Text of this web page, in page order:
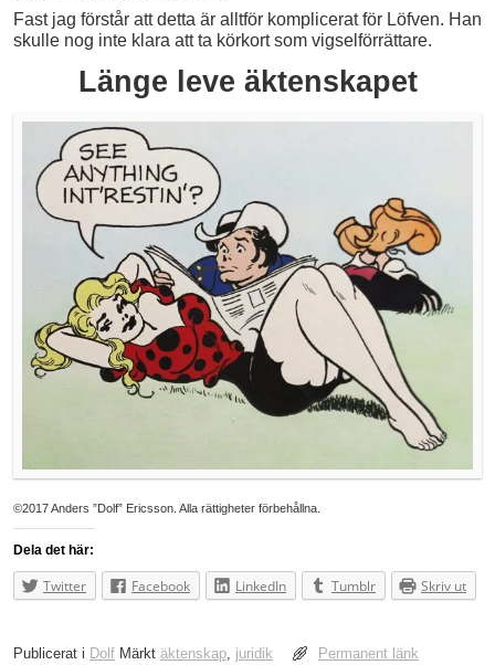
Fast jag förstår att detta är alltför komplicerat för Löfven. Han
skulle nog inte klara att ta körkort som vigselförrättare.
Länge leve äktenskapet
©2017 Anders ”Dolf” Ericsson. Alla rättigheter förbehållna.
Dela det här:
Twitter Facebook LinkedIn Tumblr Skriv ut
Publicerat i Dolf Märkt äktenskap juridik Permanent länk